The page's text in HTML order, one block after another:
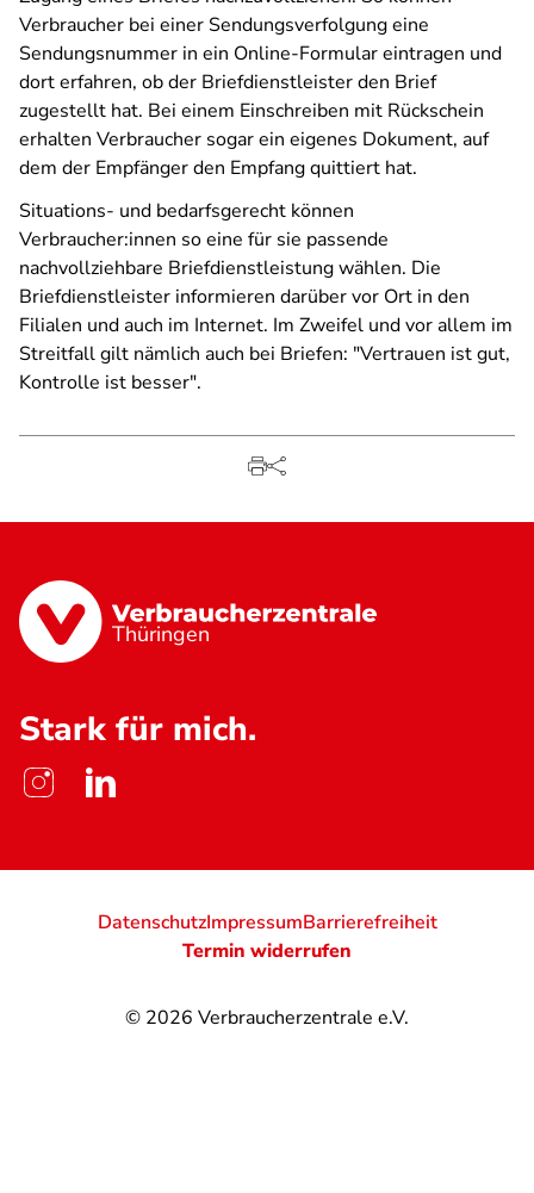
Verbraucher bei einer Sendungsverfolgung eine
Sendungsnummer in ein Online-Formular eintragen und
dort erfahren, ob der Briefdienstleister den Brief
zugestellt hat. Bei einem Einschreiben mit Rückschein
erhalten Verbraucher sogar ein eigenes Dokument, auf
dem der Empfänger den Empfang quittiert hat.
Situations- und bedarfsgerecht können
Verbraucher:innen so eine für sie passende
nachvollziehbare Briefdienstleistung wählen. Die
Briefdienstleister informieren darüber vor Ort in den
Filialen und auch im Internet. Im Zweifel und vor allem im
Streitfall gilt nämlich auch bei Briefen: "Vertrauen ist gut,
Kontrolle ist besser".
Thüringen
Stark für mich.
© 2026 Verbraucherzentrale e.V.
DatenschutzImpressumBarrierefreiheit
Termin widerrufen